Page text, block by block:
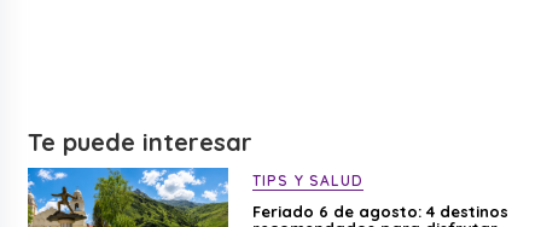
Te puede interesar
TIPS Y SALUD
Feriado 6 de agosto: 4 destinos